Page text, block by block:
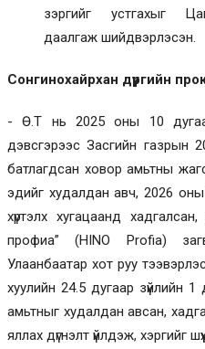
зэргийг устгахыг
даалгаж шийдвэрлэсэн.
Сонгинохайрхан дүүргийн
- Ө.Т нь 2025 оны 10
дэвсгэрээс Засгийн газрын
батлагдсан ховор амьтны
эдийг худалдан авч, 2026
хүртэлх хугацаанд
профиа” (HINO Profia)
Улаанбаатар хот руу
хуулийн 24.5 дугаар зүйлийн
амьтныг худалдан авсан,
яллах дүгнэлт үйлдэж, хэргийг